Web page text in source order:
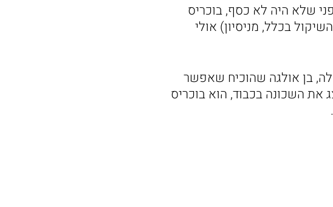
שלא היה לא כסף, בוכריס
בכלל, מניסיון) אולי
בן אולגה שהוכיח שאפשר
את השכונה בכבוד, הוא בוכריס